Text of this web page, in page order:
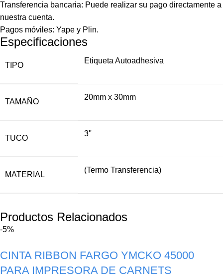
Transferencia bancaria: Puede realizar su pago directamente a
nuestra cuenta.
Pagos móviles: Yape y Plin.
Especificaciones
TIPO
Etiqueta Autoadhesiva
TAMAÑO
20mm x 30mm
TUCO
3''
MATERIAL
(Termo Transferencia)
Productos Relacionados
-5%
CINTA RIBBON FARGO YMCKO 45000
PARA IMPRESORA DE CARNETS